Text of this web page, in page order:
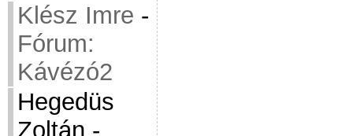
Klész Imre -
Fórum:
Kávézó2
Hegedüs
Zoltán -